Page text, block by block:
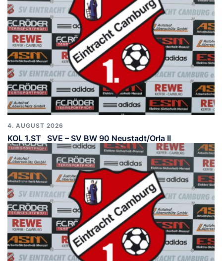
4. AUGUST 2026
KOL 1.ST SVE – SV BW 90 Neustadt/Orla II